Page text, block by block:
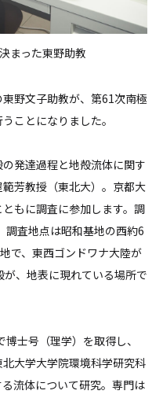
まった東野助教
野文子助教が、第61次南極
ことになりました。
発達過程と地殻流体に関す
芳教授（東北大）。京都大
もに調査に参加します。調
査地点は昭和基地の西約6
で、東西ゴンドワナ大陸が
、地表に現れている場所で
士号（理学）を取得し、
大学大学院環境科学研究科
流体について研究。専門は